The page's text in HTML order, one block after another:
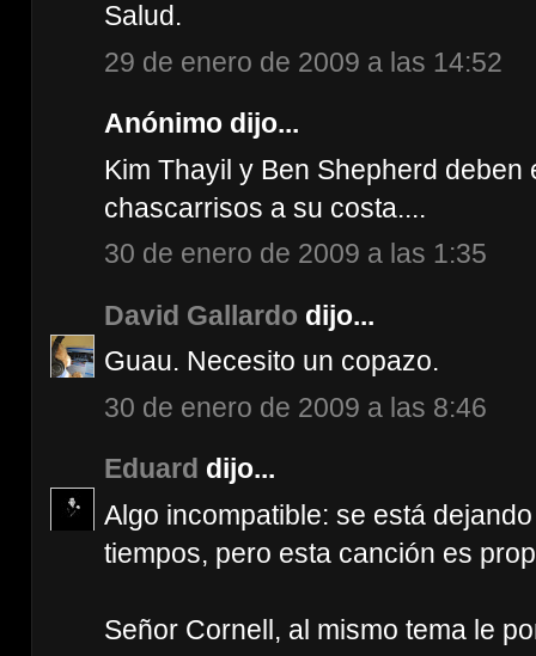
Salud.
29 de enero de 2009 a las 14:52
Anónimo dijo...
Kim Thayil y Ben Shepherd
chascarrisos a su costa....
30 de enero de 2009 a las 1:35
David Gallardo dijo...
Guau. Necesito un copazo.
30 de enero de 2009 a las 8:46
Eduard dijo...
Algo incompatible: se está
tiempos, pero esta canción es
Señor Cornell, al mismo tema le